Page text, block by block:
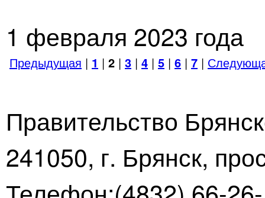
1 февраля 2023 года
Предыдущая | 1 | 2 | 3 | 4 | 5 | 6 | 7 |
Правительство
241050, г. Брянск,